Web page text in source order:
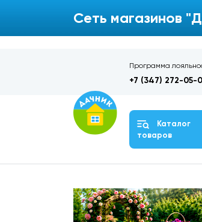
Сеть магазинов
Программа
+7 (347) 272-05-
Каталог
товаров